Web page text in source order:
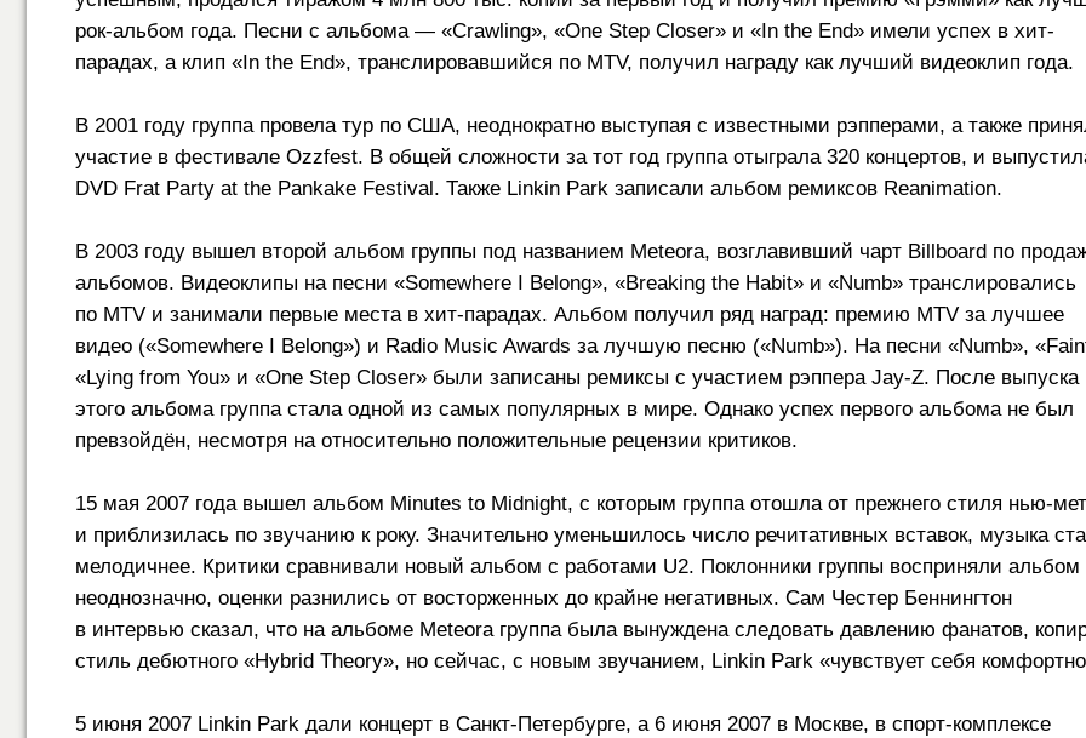
рок-альбом года. Песни с альбома — «Crawling», «One Step Closer» и «In the End» имели успех в хит-
парадах, а клип «In the End», транслировавшийся по MTV, получил награду как лучший видеоклип года.
В 2001 году группа провела тур по США, неоднократно выступая с известными рэпперами, а также
участие в фестивале Ozzfest. В общей сложности за тот год группа отыграла 320 концертов, и
DVD Frat Party at the Pankake Festival. Также Linkin Park записали альбом ремиксов Reanimation.
В 2003 году вышел второй альбом группы под названием Meteora, возглавивший чарт Billboard по
альбомов. Видеоклипы на песни «Somewhere I Belong», «Breaking the Habit» и «Numb» транслировались
по MTV и занимали первые места в хит-парадах. Альбом получил ряд наград: премию MTV за лучшее
видео («Somewhere I Belong») и Radio Music Awards за лучшую песню («Numb»). На песни «Numb»,
«Lying from You» и «One Step Closer» были записаны ремиксы с участием рэппера Jay-Z. После выпуска
этого альбома группа стала одной из самых популярных в мире. Однако успех первого альбома не был
превзойдён, несмотря на относительно положительные рецензии критиков.
15 мая 2007 года вышел альбом Minutes to Midnight, с которым группа отошла от прежнего стиля нью-
и приблизилась по звучанию к року. Значительно уменьшилось число речитативных вставок, музыка
мелодичнее. Критики сравнивали новый альбом с работами U2. Поклонники группы восприняли альбом
неоднозначно, оценки разнились от восторженных до крайне негативных. Сам Честер Беннингтон
в интервью сказал, что на альбоме Meteora группа была вынуждена следовать давлению фанатов,
стиль дебютного «Hybrid Theory», но сейчас, с новым звучанием, Linkin Park «чувствует себя
5 июня 2007 Linkin Park дали концерт в Санкт-Петербурге, а 6 июня 2007 в Москве, в спорт-комплексе